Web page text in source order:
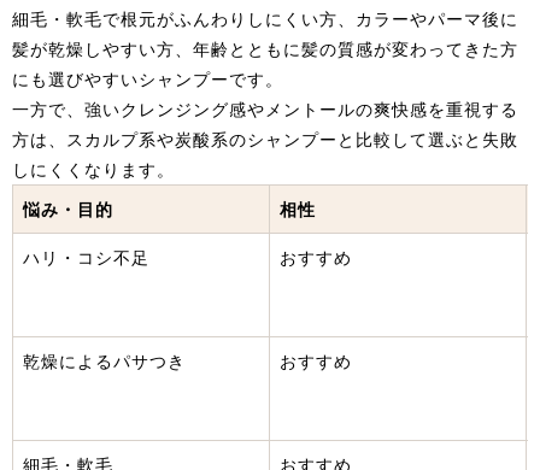
細毛・軟毛で根元がふんわりしにくい方、カラーやパーマ後に
髪が乾燥しやすい方、年齢とともに髪の質感が変わってきた方
にも選びやすいシャンプーです。
一方で、強いクレンジング感やメントールの爽快感を重視する
方は、スカルプ系や炭酸系のシャンプーと比較して選ぶと失敗
しにくくなります。
悩み・目的
相性
ハリ・コシ不足 おすすめ
乾燥によるパサつき おすすめ
細毛・軟毛 おすすめ